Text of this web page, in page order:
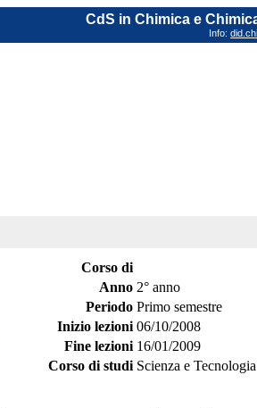
CdS in Chimica e
Info:
Corso di
Anno 2° anno
Periodo Primo semestre
Inizio lezioni 06/10/2008
Fine lezioni 16/01/2009
Corso di studi Scienza e